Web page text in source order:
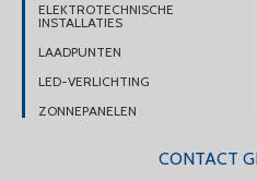
ELEKTROTECHNISCHE
INSTALLATIES
LAADPUNTEN
LED-VERLICHTING
ZONNEPANELEN
CONTACT